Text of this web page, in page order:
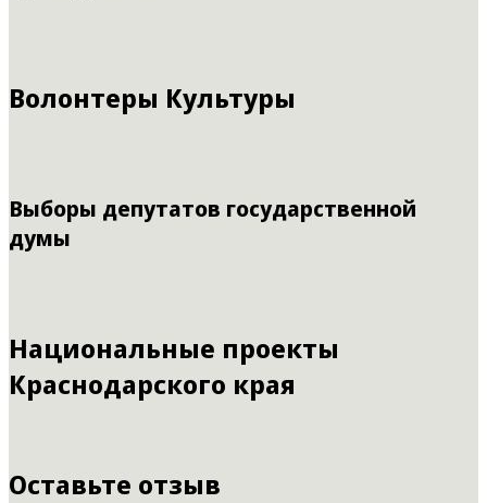
Волонтеры Культуры
Выборы депутатов государственной
думы
Национальные проекты
Краснодарского края
Оставьте отзыв